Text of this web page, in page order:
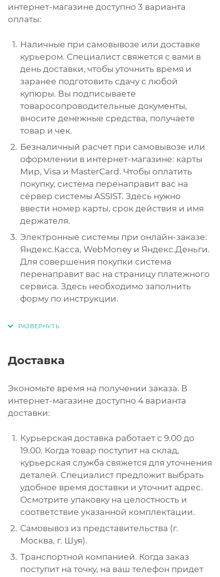
интернет-магазине доступно 3 варианта
оплаты:
Наличные при самовывозе или доставке
курьером. Специалист свяжется с вами в
день доставки, чтобы уточнить время и
заранее подготовить сдачу с любой
купюры. Вы подписываете
товаросопроводительные документы,
вносите денежные средства, получаете
товар и чек.
Безналичный расчет при самовывозе или
оформлении в интернет-магазине: карты
Мир, Visa и MasterCard. Чтобы оплатить
покупку, система перенаправит вас на
сервер системы ASSIST. Здесь нужно
ввести номер карты, срок действия и имя
держателя.
Электронные системы при онлайн-заказе:
Яндекс.Касса, WebMoney и Яндекс.Деньги.
Для совершения покупки система
перенаправит вас на страницу платежного
сервиса. Здесь необходимо заполнить
форму по инструкции.
Доставка
Экономьте время на получении заказа. В
интернет-магазине доступно 4 варианта
доставки:
Курьерская доставка работает с 9.00 до
19.00. Когда товар поступит на склад,
курьерская служба свяжется для уточнения
деталей. Специалист предложит выбрать
удобное время доставки и уточнит адрес.
Осмотрите упаковку на целостность и
соответствие указанной комплектации.
Самовывоз из представительства (г.
Москва, г. Шуя).
Транспортной компанией. Когда заказ
поступит на точку, на ваш телефон придет